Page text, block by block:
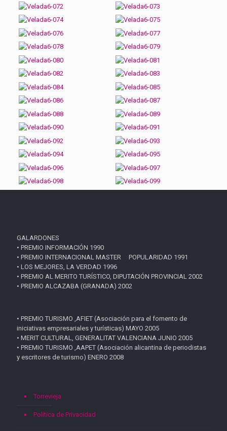
GALARDONES
• PREMIO INFORMACIÓN 1990
• PREMIO INTERNACIONAL MASTER POPULARIDAD 1991
• LOS MEJORES, LA VERDAD 1996
• PREMIO AL MERITO TURÍSTICO, DIPUTACIÓN PROVINCIAL 2002
• PREMIO ALCAZABA (GRANADA) 2002
• PREMIO TURISMO ,AFIET (Asociación para el fomento de
iniciativas empresariales y turísticas) MAYO 2005
• MERIT CULTURAL, GENERALITAT VALENCIANA JUNIO 2005
• PREMIO TURISMO ,AAPET (Asociación alicantina de periodistas
y escritores de turismo) ENERO 2008
Torrevieja
Política de Privacidad